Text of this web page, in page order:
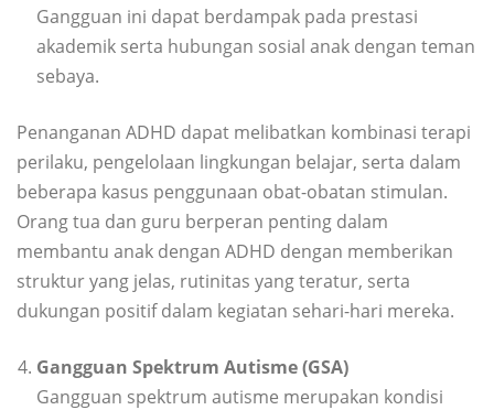
Gangguan ini dapat berdampak pada prestasi
akademik serta hubungan sosial anak dengan teman
sebaya.
Penanganan ADHD dapat melibatkan kombinasi terapi
perilaku, pengelolaan lingkungan belajar, serta dalam
beberapa kasus penggunaan obat-obatan stimulan.
Orang tua dan guru berperan penting dalam
membantu anak dengan ADHD dengan memberikan
struktur yang jelas, rutinitas yang teratur, serta
dukungan positif dalam kegiatan sehari-hari mereka.
Gangguan Spektrum Autisme (GSA)
Gangguan spektrum autisme merupakan kondisi